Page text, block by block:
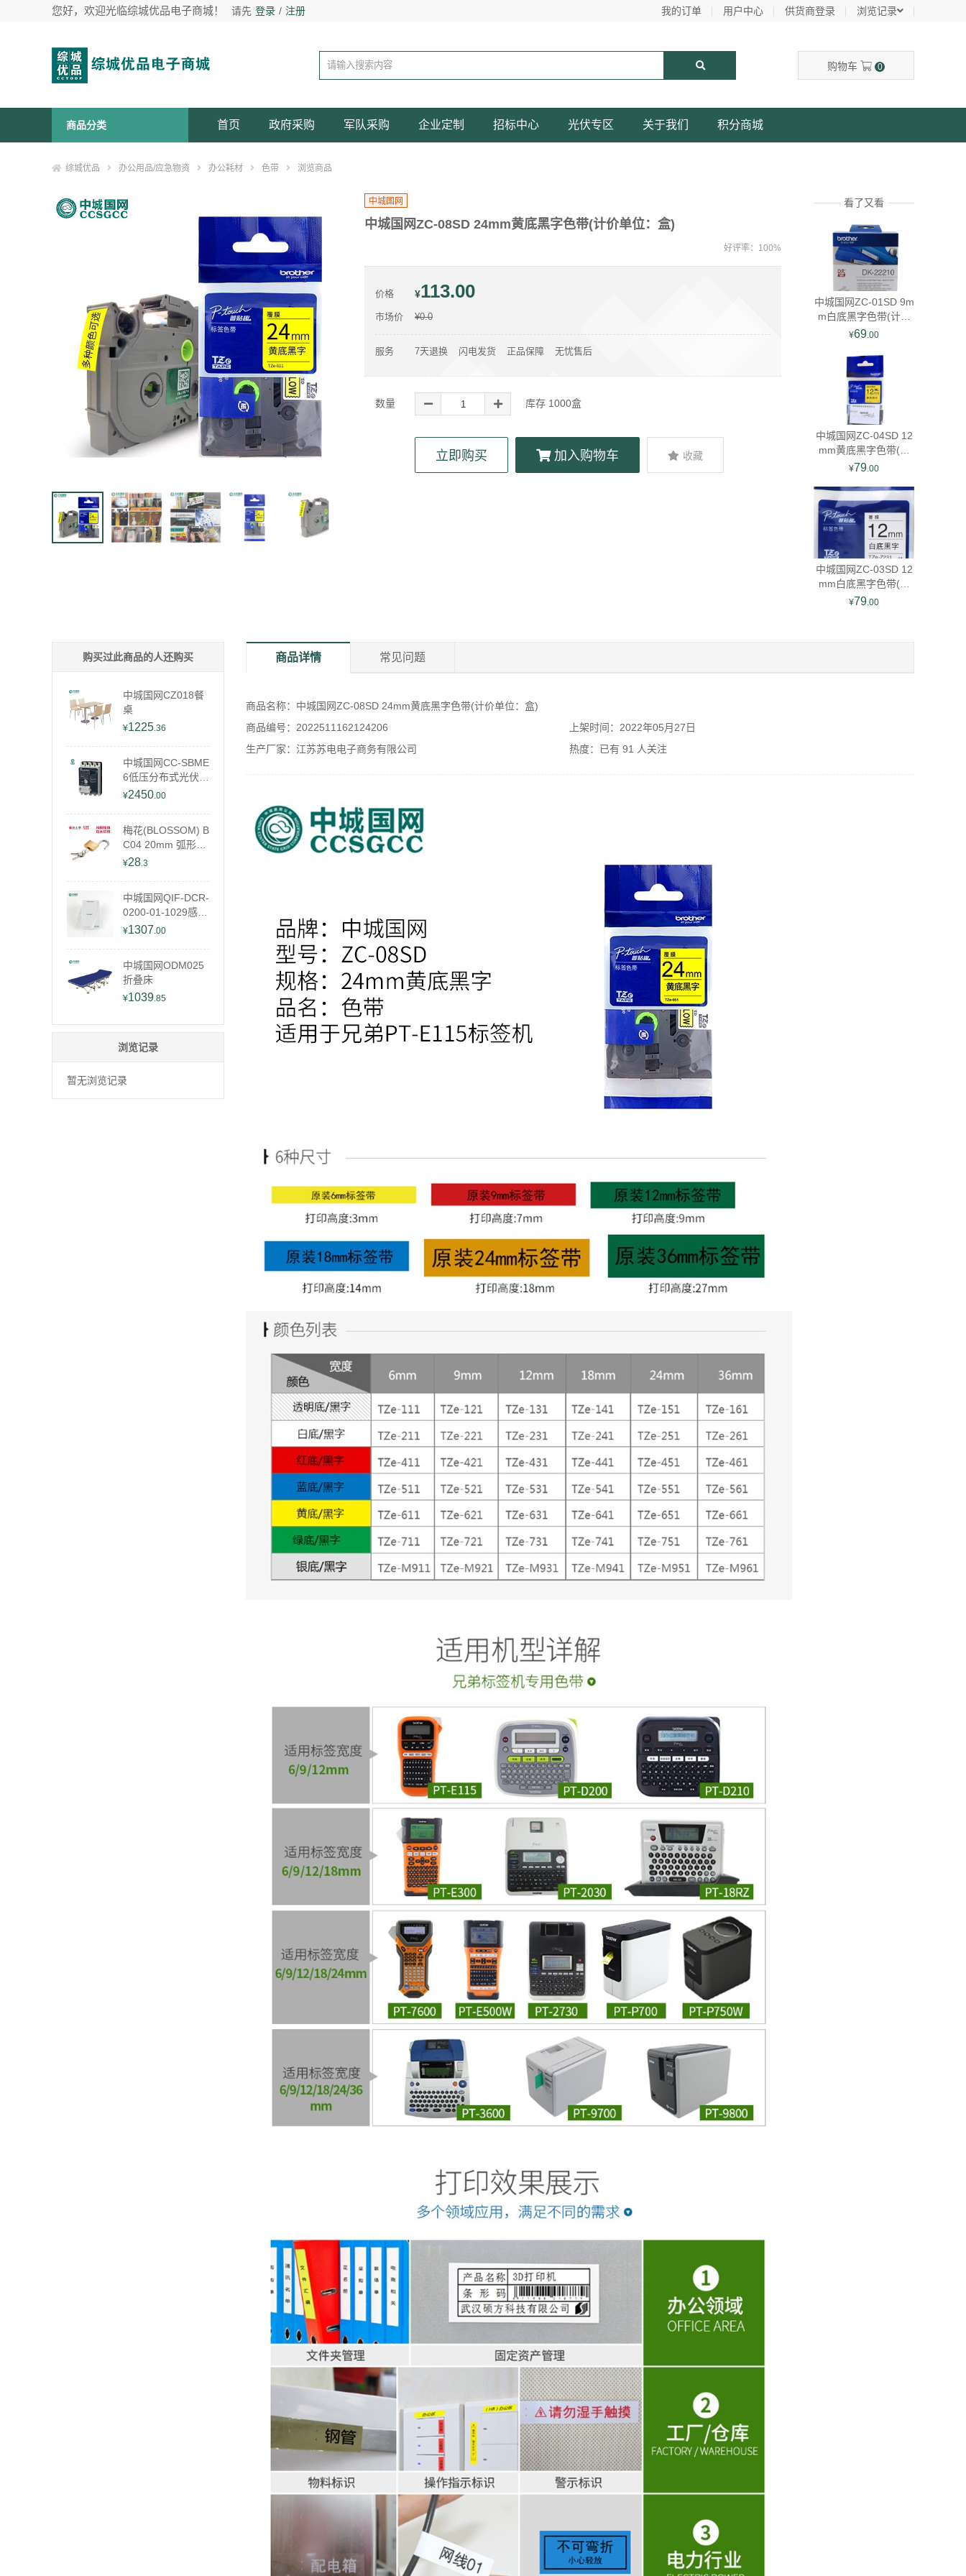
您好，欢迎光临综城优品电子商城！ 请先 登录 / 注册 我的订单 用户中心 供货商登录 浏览记录
购物车 0
商品分类 首页 政府采购 军队采购 企业定制 招标中心 光伏专区 关于我们 积分商城
综城优品 办公用品/应急物资 办公耗材 色带 浏览商品
中城国网
中城国网ZC-08SD 24mm黄底黑字色带(计价单位：盒)
好评率：100%
价格 ¥113.00
市场价 ¥0.0
服务 7天退换 闪电发货 正品保障 无忧售后
数量 库存 1000盒
立即购买 加入购物车 收藏
看了又看
中城国网ZC-01SD 9m
m白底黑字色带(计价
单位：盒)
¥69.00
中城国网ZC-04SD 12
mm黄底黑字色带(计
价单位：盒)
¥79.00
中城国网ZC-03SD 12
mm白底黑字色带(计
价单位：盒)
¥79.00
商品详情 常见问题
商品名称：中城国网ZC-08SD 24mm黄底黑字色带(计价单位：盒)
商品编号：2022511162124206
上架时间：2022年05月27日
生产厂家：江苏苏电电子商务有限公司
热度：已有91 人关注
购买过此商品的人还购买
中城国网CZ018餐
桌
¥1225 .36
中城国网CC-SBME
6低压分布式光伏开
关
¥2450 .00
梅花(BLOSSOM) B
C04 20mm 弧形欧
款铜锁
¥28 .3
中城国网QIF-DCR-
0200-01-1029感应
式门禁智能读卡器
¥1307 .00
中城国网ODM025
折叠床
¥1039 .85
浏览记录
暂无浏览记录